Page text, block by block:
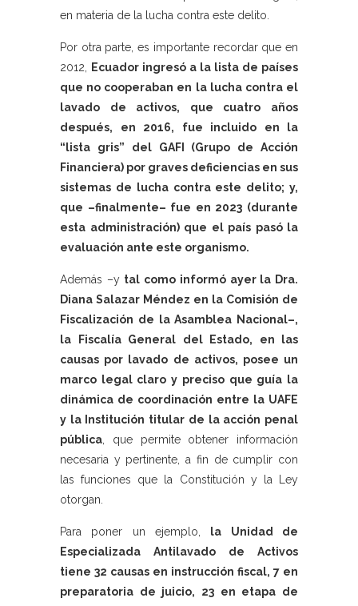
en materia de la lucha contra este delito.
Por otra parte, es importante recordar que en
2012,
Ecuador ingresó a la lista de países
que no cooperaban en la lucha contra el
lavado de activos, que cuatro años
después, en 2016, fue incluido en la
“lista gris” del GAFI (Grupo de Acción
Financiera) por graves deficiencias en sus
sistemas de lucha contra este delito; y,
que –finalmente– fue en 2023 (durante
esta administración) que el país pasó la
evaluación ante este organismo.
Además –y tal como informó ayer la Dra.
Diana Salazar Méndez en la Comisión de
Fiscalización de la Asamblea Nacional–,
la Fiscalía General del Estado, en las
causas por lavado de activos, posee un
marco legal claro y preciso que guía la
dinámica de coordinación entre la UAFE
y la Institución titular de la acción penal
pública , que permite obtener información
necesaria y pertinente, a fin de cumplir con
las funciones que la Constitución y la Ley
otorgan.
Para poner un ejemplo,
la Unidad de
Especializada Antilavado de Activos
tiene 32 causas en instrucción fiscal, 7 en
preparatoria de juicio, 23 en etapa de